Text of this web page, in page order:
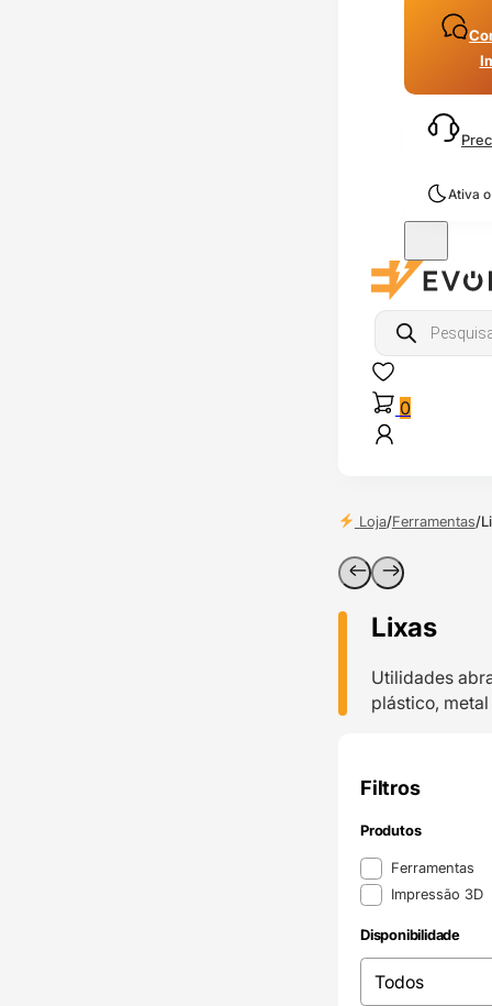
Ativa
Products
search
0
Loja/Ferramentas/
Lixas
Utilidades
plástico,
Filtros
Produtos
ProdutosFerramentas
Impressão 3D
Disponibilidade
Disponibilidade
Disponibilidade